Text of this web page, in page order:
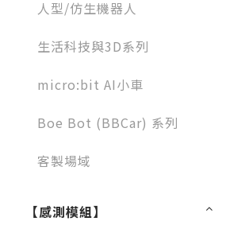
人型/仿生機器人
生活科技與3D系列
micro:bit AI小車
Boe Bot (BBCar) 系列
客製場域
【感測模組】